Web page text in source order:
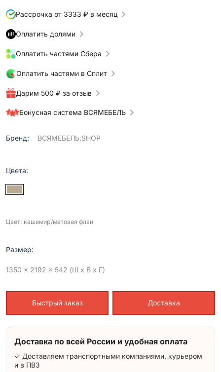
Рассрочка от 3333 ₽ в месяц
Оплатить долями
Оплатить частями Сбера
Оплатить частями в Сплит
Дарим 500 ₽ за отзыв
Бонусная система ВСЯМЕБЕЛЬ
Бренд: ВСЯМЕБЕЛЬ.SHOP
Цвета:
Цвет: кашемир/матовая флан
Размер:
1350 x 2192 x 542 (Ш x В x Г)
Быстрый заказ Доставка
Доставка по всей России и удобная оплата
✓ Доставляем транспортными компаниями, курьером
и в ПВЗ